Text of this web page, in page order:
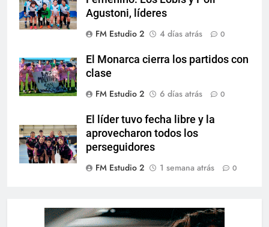
Agustoni, líderes
FM Estudio 2
4 días atrás 0
El Monarca cierra los partidos con
clase
FM Estudio 2
6 días atrás 0
El líder tuvo fecha libre y la
aprovecharon todos los
perseguidores
FM Estudio 2
1 semana atrás 0